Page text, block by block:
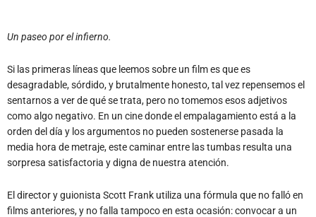
Un paseo por el infierno.
Si las primeras líneas que leemos sobre un film es que es
desagradable, sórdido, y brutalmente honesto, tal vez repensemos el
sentarnos a ver de qué se trata, pero no tomemos esos adjetivos
como algo negativo. En un cine donde el empalagamiento está a la
orden del día y los argumentos no pueden sostenerse pasada la
media hora de metraje, este caminar entre las tumbas resulta una
sorpresa satisfactoria y digna de nuestra atención.
El director y guionista Scott Frank utiliza una fórmula que no falló en
films anteriores, y no falla tampoco en esta ocasión: convocar a un